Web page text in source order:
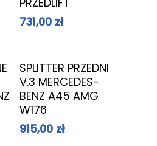
731,00 zł
Dowiedz Się
Więcej
SPLITTER PRZEDNI
V.3 MERCEDES-
BENZ A45 AMG
W176
915,00 zł